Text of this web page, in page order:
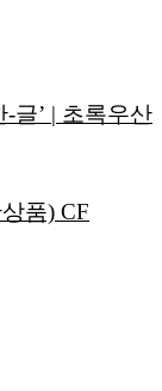
글’ | 초록우산
품) CF